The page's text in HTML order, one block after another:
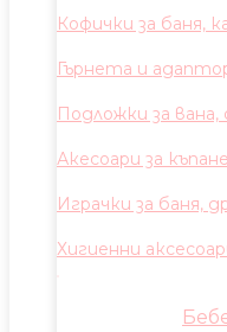
Кофички за баня,
Гърнета и
Подложки за вана,
Акесоари за къпане
Играчки за баня,
Хигиенни